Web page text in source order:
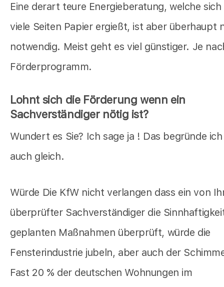
Eine derart teure Energieberatung, welche
viele Seiten Papier ergießt, ist aber überhaupt
notwendig. Meist geht es viel günstiger. Je
Förderprogramm.
Lohnt sich die Förderung wenn ein
Sachverständiger nötig ist?
Wundert es Sie? Ich sage ja ! Das begründe
auch gleich.
Würde Die KfW nicht verlangen dass ein von
überprüfter Sachverständiger die
geplanten Maßnahmen überprüft, würde die
Fensterindustrie jubeln, aber auch der
Fast 20 % der deutschen Wohnungen im